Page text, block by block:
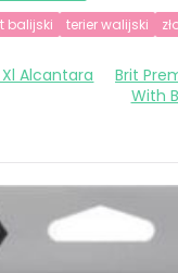
balijski terier walijski
Alcantara
Brit
With